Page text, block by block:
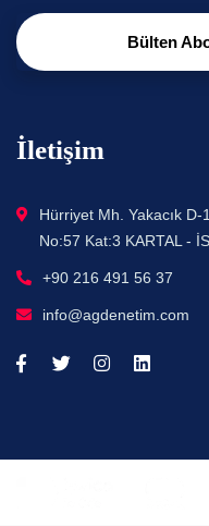
Bülten
İletişim
Hürriyet Mh. Yakacık
No:57 Kat:3 KARTAL -
+90 216 491 56 37
info@agdenetim.com